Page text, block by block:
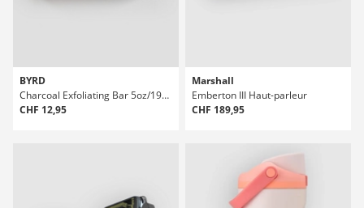
BYRD
Charcoal Exfoliating Bar 5oz/192ml Savon
CHF 12,95
Marshall
Emberton III Haut-parleur
CHF 189,95